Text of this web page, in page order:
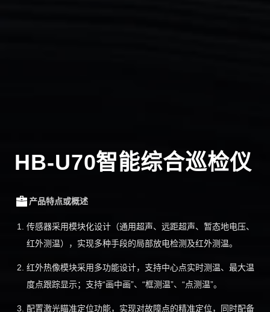
HB-U70智能综合巡检仪
产品特点或概述
传感器采用模块化设计（通用超声、远距超声、暂态地电压、
红外测温），实现多种手段的局部放电检测及红外测温。
红外热像模块采用多功能设计，支持中心点实时测温、最大温
度点跟踪显示；支持“画中画”、“框测温”、“点测温”。
配置激光瞄准定位功能，实现对故障点的精准定位，同时配备